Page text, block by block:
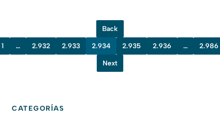
Back
1 … 2.932 2.933 2.934 2.935 2.936 … 2.986
Next
CATEGORÍAS